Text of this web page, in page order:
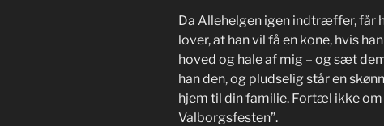
Da Allehelgen igen indtræffer, får
lover, at han vil få en kone, hvis
hoved og hale af mig – og sæt
han den, og pludselig står en
hjem til din familie. Fortæl ikke
Valborgsfesten”.